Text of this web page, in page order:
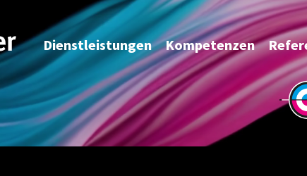
Dienstleistungen Kompetenzen
Wir lieben, was wir tun,
deshalb ist uns kein
weit.